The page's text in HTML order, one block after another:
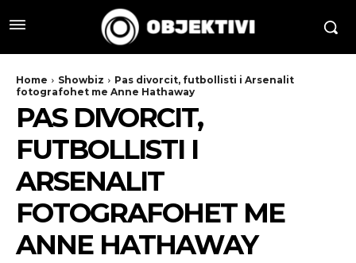
Home Showbiz
Pas divorcit, futbollisti i Arsenalit
fotografohet me Anne Hathaway
PAS DIVORCIT,
FUTBOLLISTI I
ARSENALIT
FOTOGRAFOHET ME
ANNE HATHAWAY